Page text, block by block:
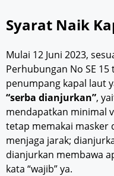
Syarat Naik
Mulai 12 Juni 2023,
Perhubungan No SE
penumpang kapal laut
“serba dianjurkan”,
mendapatkan minimal
tetap memakai masker
menjaga jarak;
dianjurkan membawa
kata “wajib” ya.